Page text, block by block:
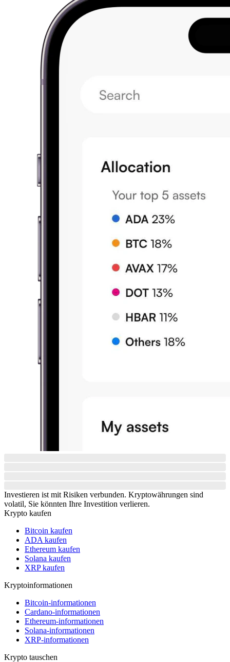
Investieren ist mit Risiken verbunden. Kryptowährungen sind
volatil, Sie könnten Ihre Investition verlieren.
Krypto kaufen
Bitcoin kaufen
ADA kaufen
Ethereum kaufen
Solana kaufen
XRP kaufen
Kryptoinformationen
Bitcoin-informationen
Cardano-informationen
Ethereum-informationen
Solana-informationen
XRP-informationen
Krypto tauschen